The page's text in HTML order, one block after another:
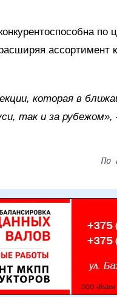
по
ассортимент
которая в
так и за рубежом»,
По